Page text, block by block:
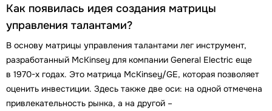
Как появилась идея создания матрицы
управления талантами?
В основу матрицы управления талантами лег инструмент,
разработанный McKinsey для компании General Electric еще
в 1970-х годах. Это матрица McKinsey/GE, которая позволяет
оценить инвестиции. Здесь также две оси: на одной отмечена
привлекательность рынка, а на другой –